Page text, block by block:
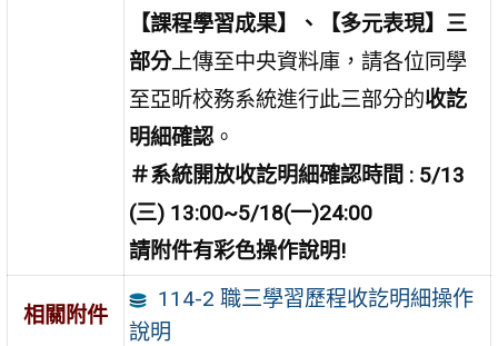
【課程學習成果】、【多元表現】三
部分上傳至中央資料庫，請各位同學
至亞昕校務系統進行此三部分的收訖
明細確認。
＃系統開放收訖明細確認時間 : 5/13
(三) 13:00~5/18(一)24:00
請附件有彩色操作說明!
相關附件
114-2 職三學習歷程收訖明細操作
說明